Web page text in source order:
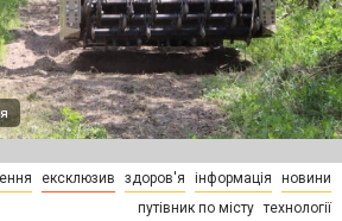
ексклюзив здоров'я інформація
новини
путівник по місту технології